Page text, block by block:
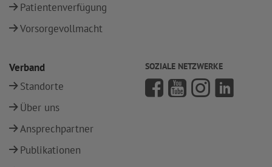
Patientenverfügung
Vorsorgevollmacht
Verband
Standorte
Über uns
Ansprechpartner
Publikationen
SOZIALE NETZWERKE